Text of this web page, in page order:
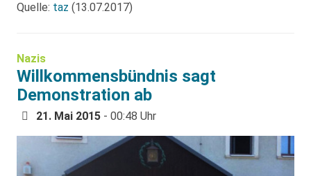
Quelle: taz (13.07.2017)
Nazis
Willkommensbündnis sagt
Demonstration ab
21. Mai 2015 - 00:48 Uhr